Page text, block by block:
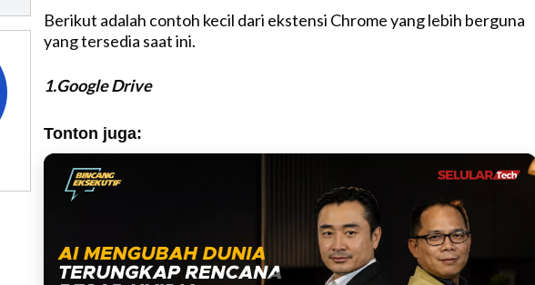
t
Berikut adalah contoh kecil dari ekstensi Chrome yang lebih berguna
yang tersedia saat ini.
1.Google Drive
Tonton juga: